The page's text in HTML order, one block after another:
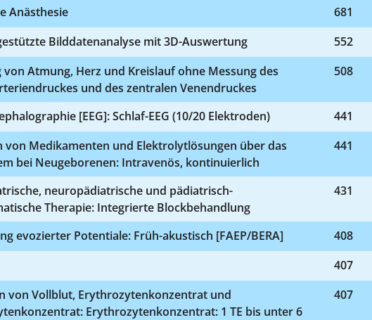
Anästhesie 681
Bilddatenanalyse mit 3D-Auswertung
552
Atmung, Herz und Kreislauf ohne Messung des
und des zentralen Venendruckes
508
[EEG]: Schlaf-EEG (10/20 Elektroden) 441
von Medikamenten und Elektrolytlösungen über das
bei Neugeborenen: Intravenös, kontinuierlich
441
neuropädiatrische und pädiatrisch-
Therapie: Integrierte Blockbehandlung
431
evozierter Potentiale: Früh-akustisch [FAEP/BERA] 408
407
von Vollblut, Erythrozytenkonzentrat und
Erythrozytenkonzentrat: 1 TE bis unter 6
407